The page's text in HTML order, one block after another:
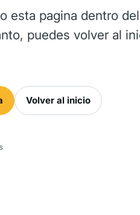
esta pagina dentro
puedes volver al
Volver al inicio